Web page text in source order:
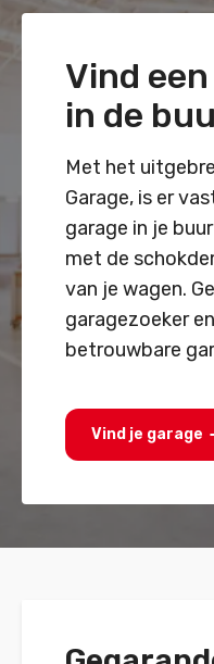
Vind
in de
Met het
Garage, is er
garage in je
met de
van je wagen.
garagezoeker
betrouwbare
Vind je garage